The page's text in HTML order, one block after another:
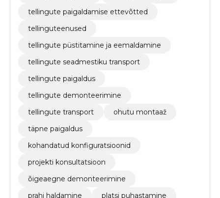
tellingute paigaldamise ettevõtted
tellinguteenused
tellingute püstitamine ja eemaldamine
tellingute seadmestiku transport
tellingute paigaldus
tellingute demonteerimine
tellingute transport
ohutu montaaž
täpne paigaldus
kohandatud konfiguratsioonid
projekti konsultatsioon
õigeaegne demonteerimine
prahi haldamine
platsi puhastamine